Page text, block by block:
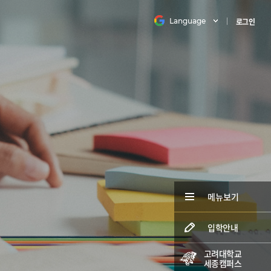
Language 로그인
메뉴보기
입학안내
고려대학교
세종캠퍼스